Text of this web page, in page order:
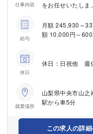
仕事内容
をお任せいたしま
給与
月額 245,930～
額 10,000円～
休日
休日：日祝他 週
就業場所
山梨県中央市山
駅から車5分
この求人の詳